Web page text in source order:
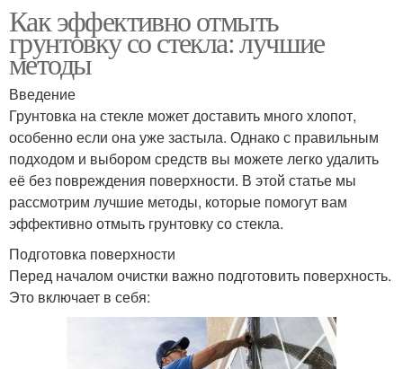
Как эффективно отмыть
грунтовку со стекла: лучшие
методы
Введение
Грунтовка на стекле может доставить много хлопот,
особенно если она уже застыла. Однако с правильным
подходом и выбором средств вы можете легко удалить
её без повреждения поверхности. В этой статье мы
рассмотрим лучшие методы, которые помогут вам
эффективно отмыть грунтовку со стекла.
Подготовка поверхности
Перед началом очистки важно подготовить поверхность.
Это включает в себя: